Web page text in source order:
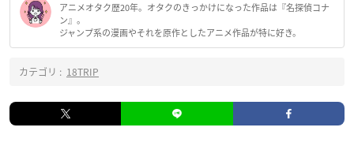
アニメオタク歴20年。オタクのきっかけになった作品は『名探偵コナ
ン』。
ジャンプ系の漫画やそれを原作としたアニメ作品が特に好き。
カテゴリ : 18TRIP